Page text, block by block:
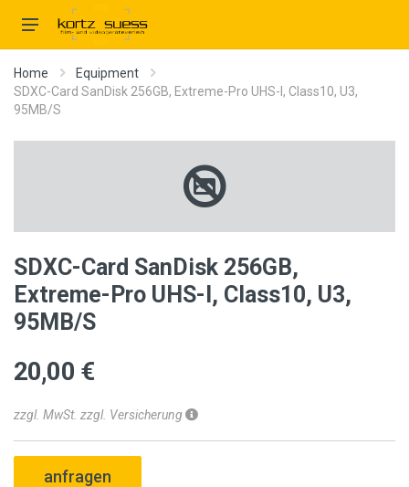
Home
Equipment
SDXC-Card SanDisk 256GB, Extreme-Pro UHS-I, Class10, U3,
95MB/S
SDXC-Card SanDisk 256GB,
Extreme-Pro UHS-I, Class10, U3,
95MB/S
20,00 €
zzgl. MwSt. zzgl. Versicherung
anfragen